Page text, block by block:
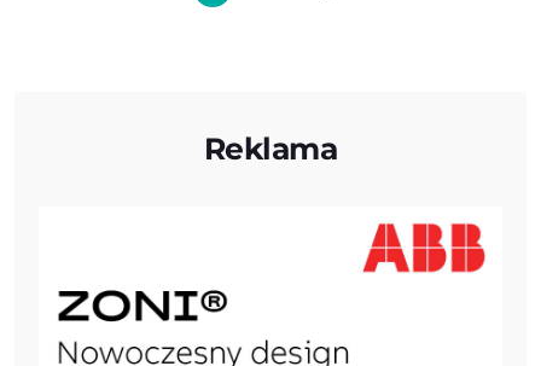
Reklama